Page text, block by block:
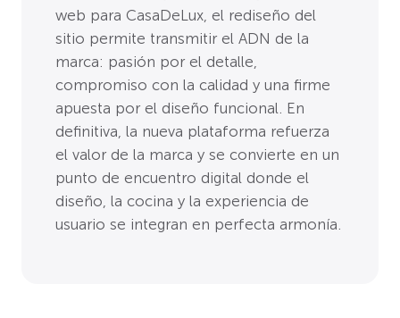
web para CasaDeLux, el rediseño del
sitio permite transmitir el ADN de la
marca: pasión por el detalle,
compromiso con la calidad y una firme
apuesta por el diseño funcional. En
definitiva, la nueva plataforma refuerza
el valor de la marca y se convierte en un
punto de encuentro digital donde el
diseño, la cocina y la experiencia de
usuario se integran en perfecta armonía.